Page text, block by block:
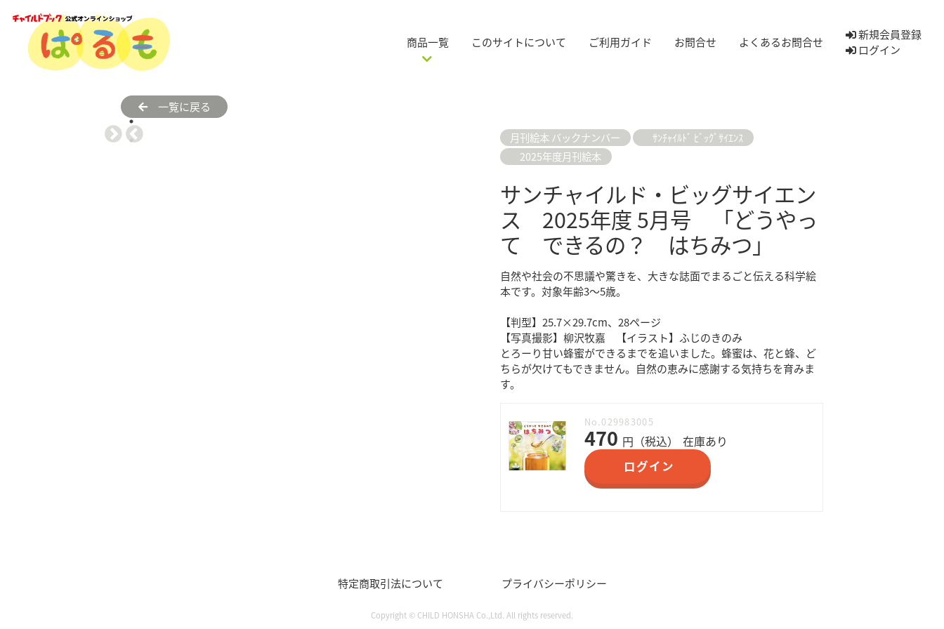
商品一覧 このサイトについて ご利用ガイド お問合せ よくあるお問合せ
新規会員登録
ログイン
一覧に戻る
月刊絵本 バックナンバー
ｻﾝﾁｬｲﾙﾄﾞ ﾋﾞｯｸﾞｻｲｴﾝｽ
2025年度月刊絵本
サンチャイルド・ビッグサイエン
ス 2025年度 5月号 「どうやっ
て できるの？ はちみつ」
自然や社会の不思議や驚きを、大きな誌面でまるごと伝える科学絵
本です。対象年齢3～5歳。
【判型】25.7×29.7cm、28ページ
【写真撮影】柳沢牧嘉 【イラスト】ふじのきのみ
とろーり甘い蜂蜜ができるまでを追いました。蜂蜜は、花と蜂、ど
ちらが欠けてもできません。自然の恵みに感謝する気持ちを育みま
す。
No.029983005
470 円（税込）
在庫あり
ログイン
特定商取引法について プライバシーポリシー
Copyright © CHILD HONSHA Co.,Ltd. All rights reserved.